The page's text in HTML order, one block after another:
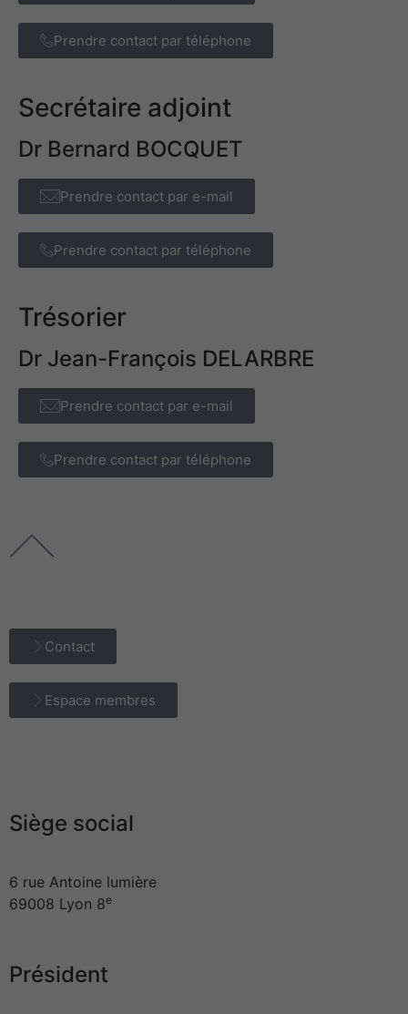
Prendre contact par téléphone
Secrétaire adjoint
Dr Bernard BOCQUET
Prendre contact par e-mail
Prendre contact par téléphone
Trésorier
Dr Jean-François DELARBRE
Prendre contact par e-mail
Prendre contact par téléphone
Contact
Espace membres
Siège social
6 rue Antoine lumière
69008 Lyon 8e
Président